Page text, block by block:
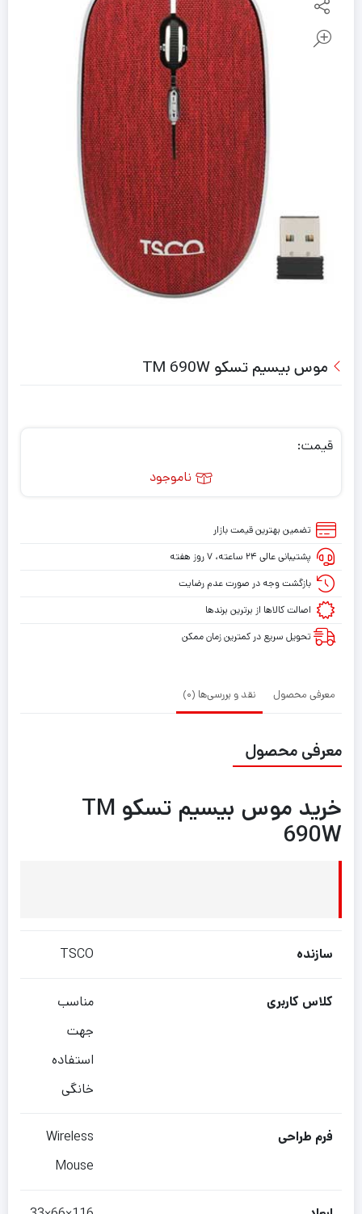
موس بیسیم تسکو TM 690W
قیمت:
ناموجود
تضمین بهترین قیمت بازار
پشتیبانی عالی ۲۴ ساعته، ۷ روز هفته
بازگشت وجه در صورت عدم رضایت
اصالت کالاها از برترین برندها
تحویل سریع در کمترین زمان ممکن
معرفی محصول نقد و بررسی‌ها (0)
معرفی محصول
خرید موس بیسیم تسکو TM
690W
سازنده TSCO
کلاس کاربری
مناسب
جهت
استفاده
خانگی
فرم طراحی
Wireless
Mouse